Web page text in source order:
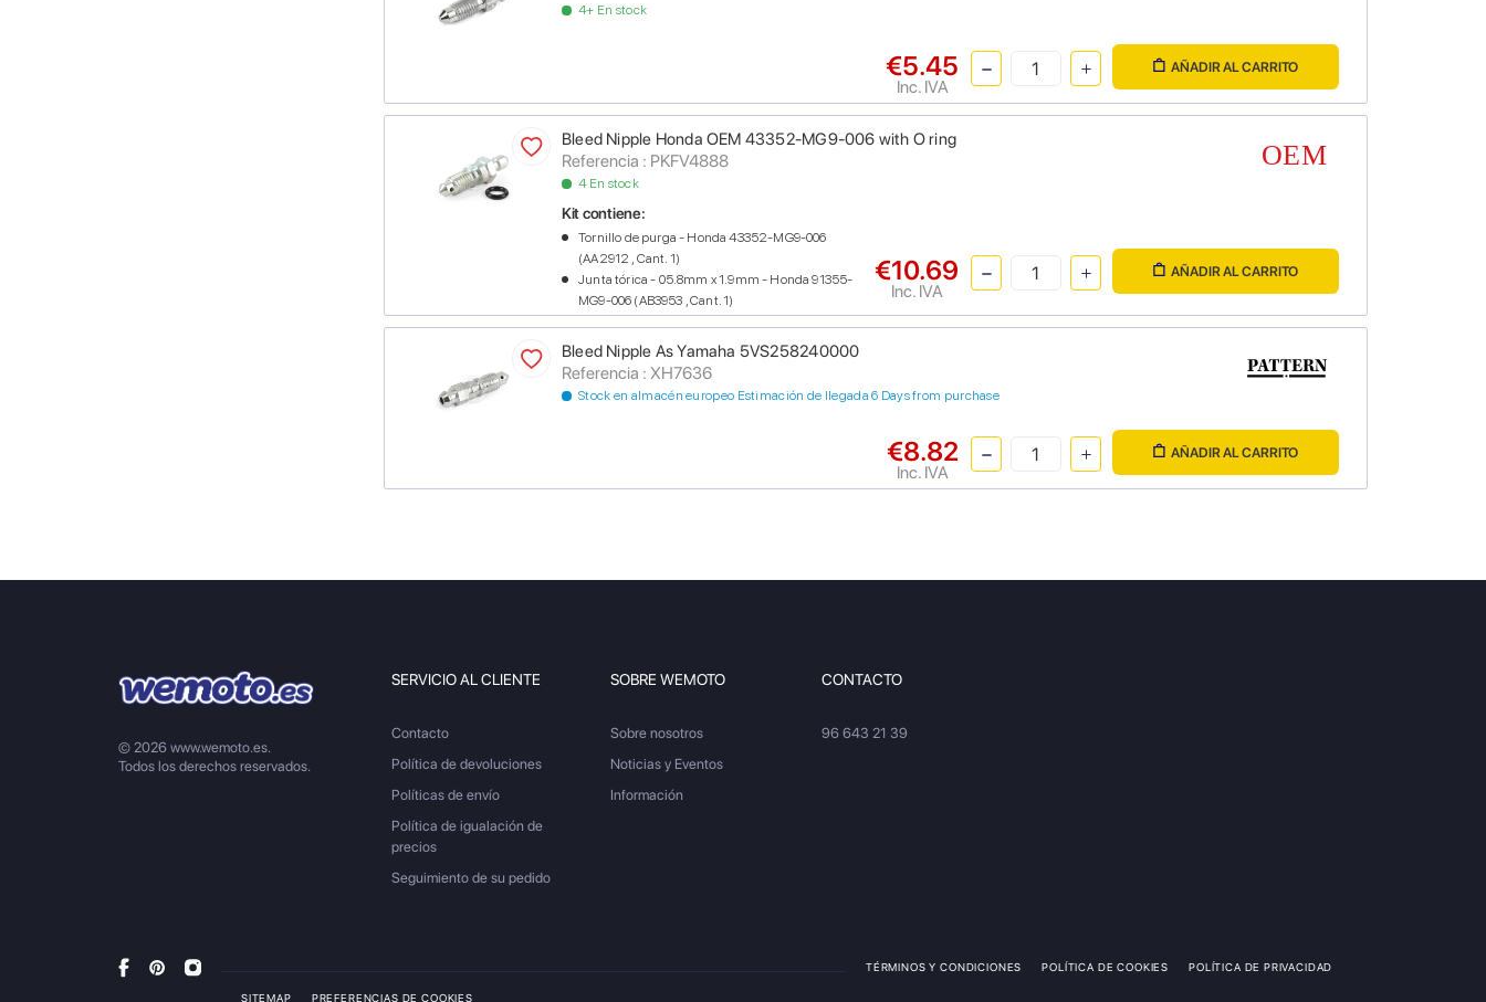
4+ En stock
€5.45
Inc. IVA
AÑADIR AL CARRITO
Bleed Nipple Honda OEM 43352-MG9-006 with O ring
Referencia : PKFV4888
4 En stock
Kit contiene:
Tornillo de purga - Honda 43352-MG9-006
(AA2912 , Cant. 1)
Junta tórica - 05.8mm x 1.9mm - Honda 91355-
MG9-006 (AB3953 , Cant. 1)
€10.69
Inc. IVA
AÑADIR AL CARRITO
Bleed Nipple As Yamaha 5VS258240000
Referencia : XH7636
Stock en almacén europeo Estimación de llegada 6 Days from purchase
€8.82
Inc. IVA
AÑADIR AL CARRITO
© 2026 www.wemoto.es.
Todos los derechos reservados.
SERVICIO AL CLIENTE
Contacto
Política de devoluciones
Políticas de envío
Política de igualación de
precios
Seguimiento de su pedido
SOBRE WEMOTO
Sobre nosotros
Noticias y Eventos
Información
CONTACTO
96 643 21 39
TÉRMINOS Y CONDICIONES POLÍTICA DE COOKIES POLÍTICA DE PRIVACIDAD
SITEMAP PREFERENCIAS DE COOKIES